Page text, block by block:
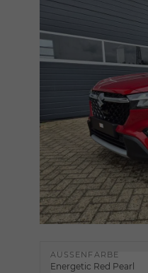
AUSSENFARBE
Energetic Red Pearl